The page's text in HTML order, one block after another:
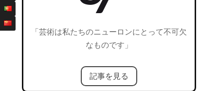
「芸術は私たちのニューロンにとって不可欠
なものです」
記事を見る